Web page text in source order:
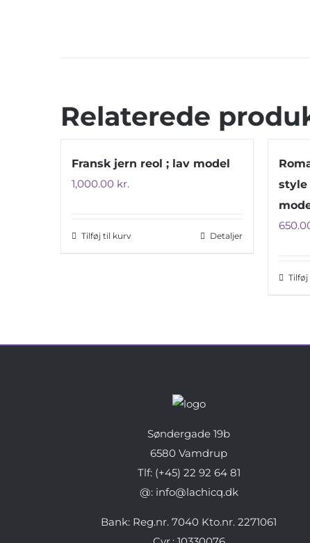
Relaterede
Fransk jern reol ; lav model
1,000.00 kr.
Tilføj til kurv Detaljer
style
Søndergade 19b
6580 Vamdrup
Tlf: (+45) 22 92 64 81
@: info@lachicq.dk
Bank: Reg.nr. 7040 Kto.nr. 2271061